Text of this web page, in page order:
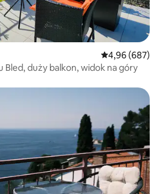
Średnia
4,96 (687)
duży balkon, widok na góry
Wybór gości